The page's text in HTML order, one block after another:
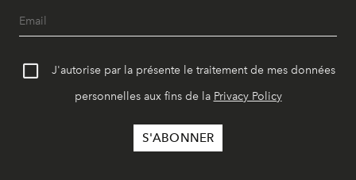
J'autorise par la présente le traitement de mes données
personnelles aux fins de la Privacy Policy